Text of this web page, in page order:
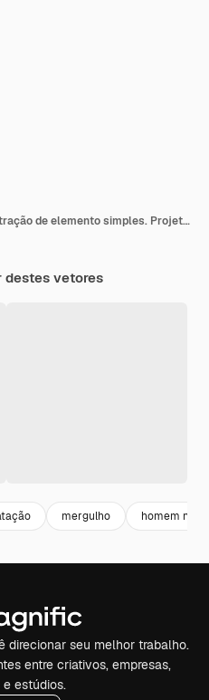
Ícone de mergulhador. Ilustração de elemento simples. Projeto de símbolo de conceito de mergulhador da coleção de praia. Pode ser usado para web e celular.
destes vetores
mergulho homem na
direcionar seu melhor trabalho.
entre criativos, empresas,
estúdios.